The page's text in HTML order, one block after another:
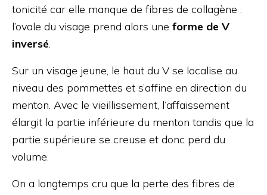
tonicité car elle manque de fibres de collagène :
l’ovale du visage prend alors une forme de V
inversé.
Sur un visage jeune, le haut du V se localise au
niveau des pommettes et s’affine en direction du
menton. Avec le vieillissement, l’affaissement
élargit la partie inférieure du menton tandis que la
partie supérieure se creuse et donc perd du
volume.
On a longtemps cru que la perte des fibres de